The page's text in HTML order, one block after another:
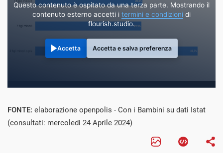
Questo contenuto è ospitato da una terza parte. Mostrando il
contenuto esterno accetti i termini e condizioni di
flourish.studio.
Accetta Accetta e salva preferenza
FONTE: elaborazione openpolis - Con i Bambini su dati Istat
(consultati: mercoledì 24 Aprile 2024)